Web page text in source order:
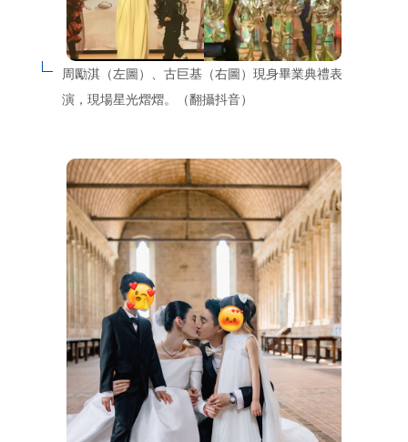
周勵淇（左圖）、古巨基（右圖）現身畢業典禮表
演，現場星光熠熠。（翻攝抖音）